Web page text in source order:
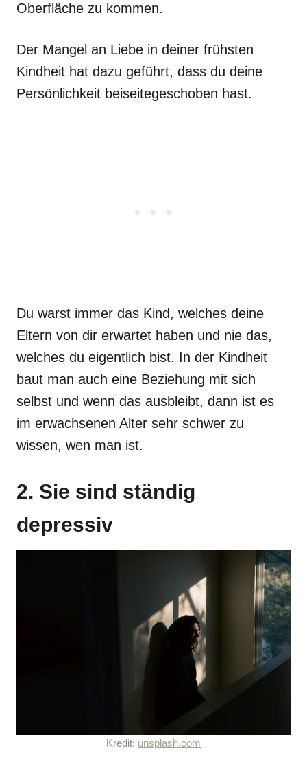
Oberfläche zu kommen.
Der Mangel an Liebe in deiner frühsten
Kindheit hat dazu geführt, dass du deine
Persönlichkeit beiseitegeschoben hast.
Du warst immer das Kind, welches deine
Eltern von dir erwartet haben und nie das,
welches du eigentlich bist. In der Kindheit
baut man auch eine Beziehung mit sich
selbst und wenn das ausbleibt, dann ist es
im erwachsenen Alter sehr schwer zu
wissen, wen man ist.
2. Sie sind ständig
depressiv
Kredit: unsplash.com